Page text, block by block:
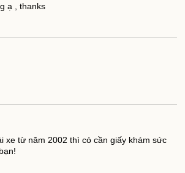
ạ , thanks
xe từ năm 2002 thì có cần giấy khám sức